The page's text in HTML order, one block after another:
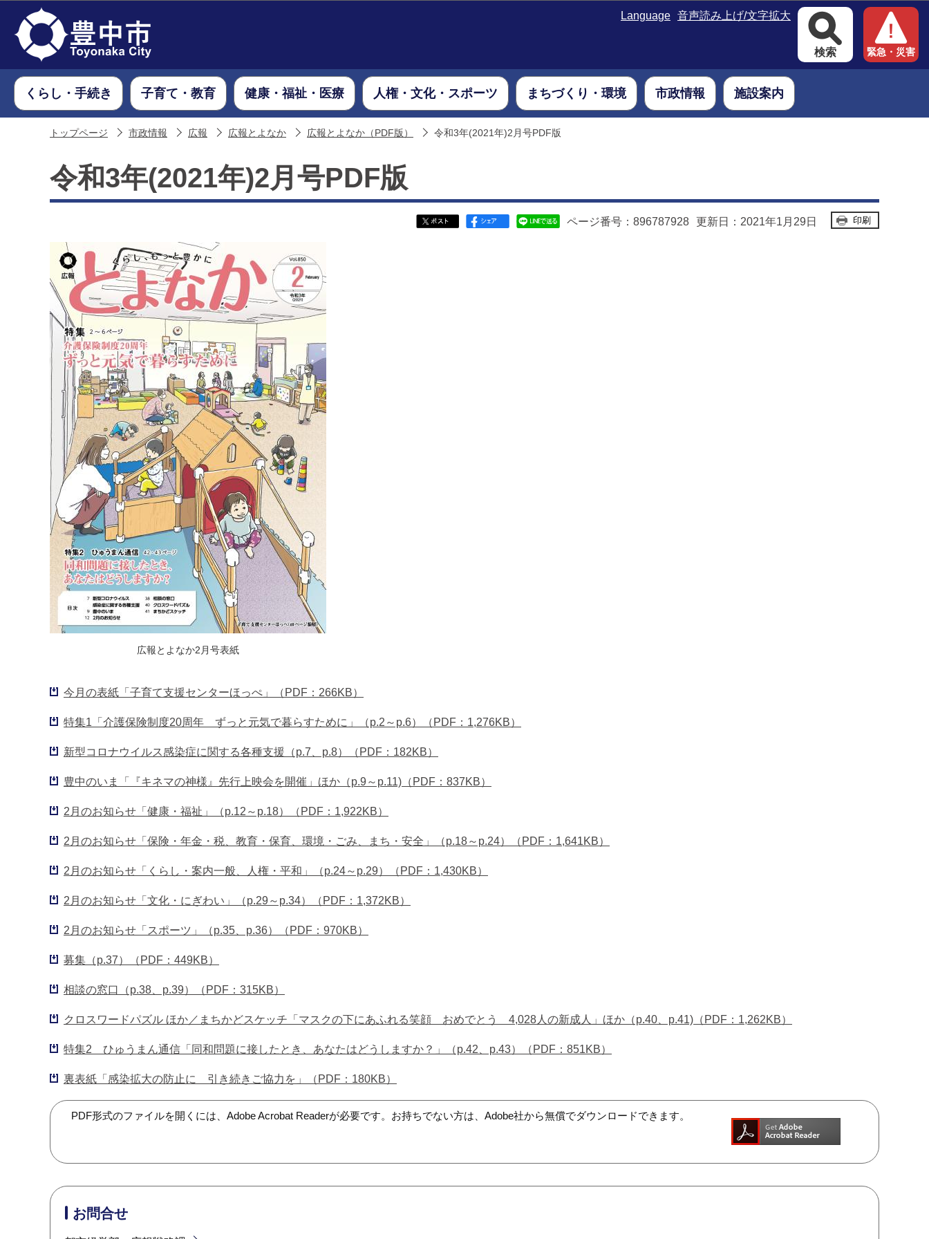
Language 音声読み上げ/文字拡大
検索 緊急・災害
くらし・手続き 子育て・教育 健康・福祉・医療 人権・文化・スポーツ まちづくり・環境 市政情報 施設案内
トップページ 市政情報 広報 広報とよなか 広報とよなか（PDF版） 令和3年(2021年)2月号PDF版
令和3年(2021年)2月号PDF版
ページ番号：896787928 更新日：2021年1月29日 印刷
広報とよなか2月号表紙
今月の表紙「子育て支援センターほっぺ」（PDF：266KB）
特集1「介護保険制度20周年 ずっと元気で暮らすために」（p.2～p.6）（PDF：1,276KB）
新型コロナウイルス感染症に関する各種支援（p.7、p.8）（PDF：182KB）
豊中のいま「『キネマの神様』先行上映会を開催」ほか（p.9～p.11)（PDF：837KB）
2月のお知らせ「健康・福祉」（p.12～p.18）（PDF：1,922KB）
2月のお知らせ「保険・年金・税、教育・保育、環境・ごみ、まち・安全」（p.18～p.24）（PDF：1,641KB）
2月のお知らせ「くらし・案内一般、人権・平和」（p.24～p.29）（PDF：1,430KB）
2月のお知らせ「文化・にぎわい」（p.29～p.34）（PDF：1,372KB）
2月のお知らせ「スポーツ」（p.35、p.36）（PDF：970KB）
募集（p.37）（PDF：449KB）
相談の窓口（p.38、p.39）（PDF：315KB）
クロスワードパズル ほか／まちかどスケッチ「マスクの下にあふれる笑顔 おめでとう 4,028人の新成人」ほか（p.40、p.41)（PDF：1,262KB）
特集2 ひゅうまん通信「同和問題に接したとき、あなたはどうしますか？」（p.42、p.43）（PDF：851KB）
裏表紙「感染拡大の防止に 引き続きご協力を」（PDF：180KB）
PDF形式のファイルを開くには、Adobe Acrobat Readerが必要です。お持ちでない方は、Adobe社から無償でダウンロードできます。
お問合せ